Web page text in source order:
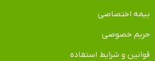
بیمه اختصاصی
حریم خصوصی
قوانین و شرایط استفاده